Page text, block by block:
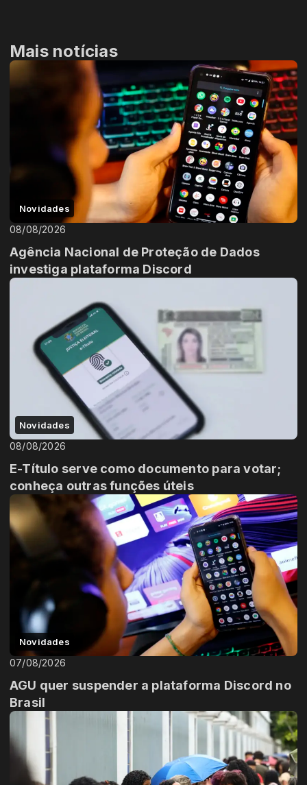
Mais notícias
Novidades
08/08/2026
Agência Nacional de Proteção de Dados
investiga plataforma Discord
Novidades
08/08/2026
E-Título serve como documento para votar;
conheça outras funções úteis
Novidades
07/08/2026
AGU quer suspender a plataforma Discord no
Brasil